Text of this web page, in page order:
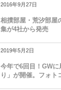
2016年9月27日
相撲部屋・荒汐部屋
集が4社から発売
2019年5月2日
今年で6回目！GW
り」が開催。フォト